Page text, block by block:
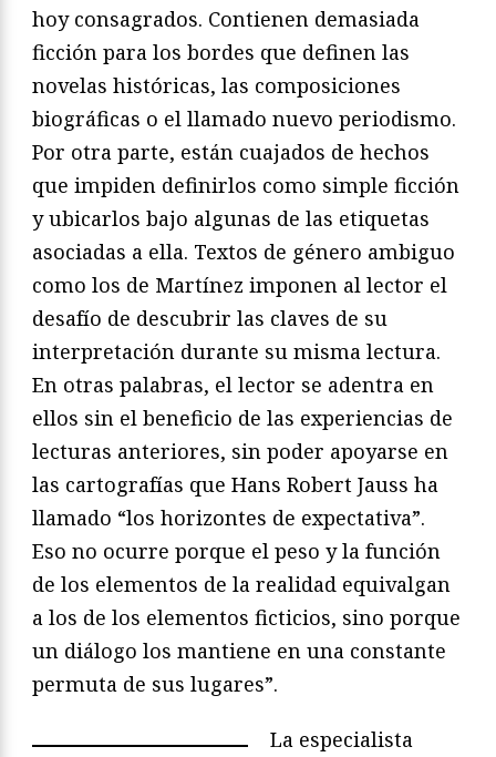
hoy consagrados. Contienen demasiada
ficción para los bordes que definen las
novelas históricas, las composiciones
biográficas o el llamado nuevo periodismo.
Por otra parte, están cuajados de hechos
que impiden definirlos como simple ficción
y ubicarlos bajo algunas de las etiquetas
asociadas a ella. Textos de género ambiguo
como los de Martínez imponen al lector el
desafío de descubrir las claves de su
interpretación durante su misma lectura.
En otras palabras, el lector se adentra en
ellos sin el beneficio de las experiencias de
lecturas anteriores, sin poder apoyarse en
las cartografías que Hans Robert Jauss ha
llamado “los horizontes de expectativa”.
Eso no ocurre porque el peso y la función
de los elementos de la realidad equivalgan
a los de los elementos ficticios, sino porque
un diálogo los mantiene en una constante
permuta de sus lugares”.
La especialista